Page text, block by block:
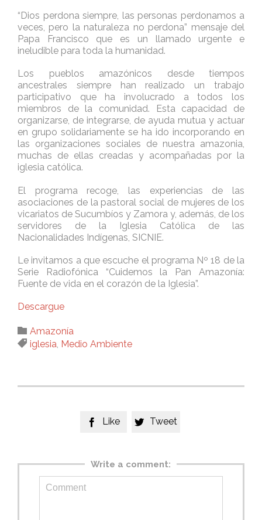
“Dios perdona siempre, las personas perdonamos a
veces, pero la naturaleza no perdona” mensaje del
Papa Francisco que es un llamado urgente e
ineludible para toda la humanidad.
Los pueblos amazónicos desde tiempos
ancestrales siempre han realizado un trabajo
participativo que ha involucrado a todos los
miembros de la comunidad. Esta capacidad de
organizarse, de integrarse, de ayuda mutua y actuar
en grupo solidariamente se ha ido incorporando en
las organizaciones sociales de nuestra amazonia,
muchas de ellas creadas y acompañadas por la
iglesia católica.
El programa recoge, las experiencias de las
asociaciones de la pastoral social de mujeres de los
vicariatos de Sucumbíos y Zamora y, además, de los
servidores de la Iglesia Católica de las
Nacionalidades Indígenas, SICNIE.
Le invitamos a que escuche el programa Nº 18 de la
Serie Radiofónica “Cuidemos la Pan Amazonía:
Fuente de vida en el corazón de la Iglesia”.
Descargue
 Category
Amazonía
 Tags
iglesia, Medio Ambiente
 Like  Tweet
Write a comment: